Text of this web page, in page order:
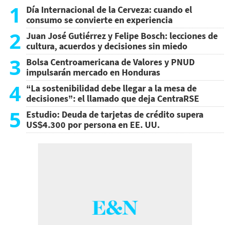
1
Día Internacional de la Cerveza: cuando el
consumo se convierte en experiencia
2 Juan José Gutiérrez y Felipe Bosch: lecciones de
cultura, acuerdos y decisiones sin miedo
3 Bolsa Centroamericana de Valores y PNUD
impulsarán mercado en Honduras
4 “La sostenibilidad debe llegar a la mesa de
decisiones”: el llamado que deja CentraRSE
5 Estudio: Deuda de tarjetas de crédito supera
US$4.300 por persona en EE. UU.